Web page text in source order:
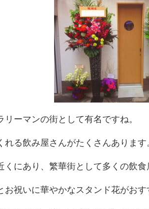
リーマンの街として有名ですね。
れる飲み屋さんがたくさんあります
くにあり、繁華街として多くの飲食
お祝いに華やかなスタンド花がおす